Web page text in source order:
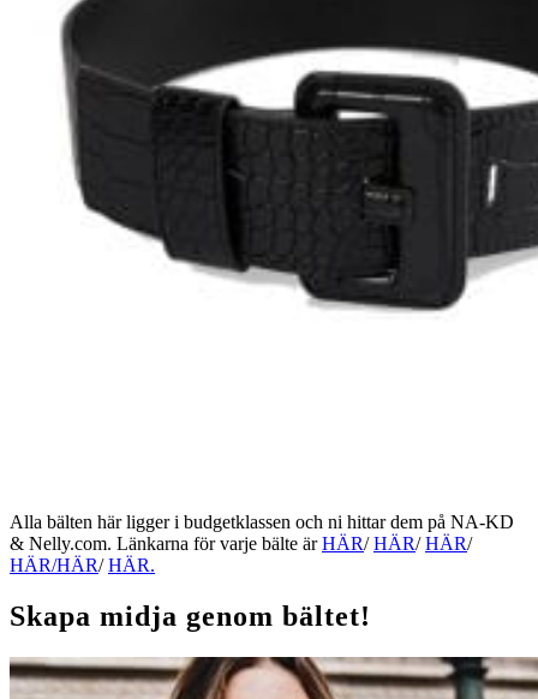
Alla bälten här ligger i budgetklassen och ni hittar dem på NA-KD
& Nelly.com. Länkarna för varje bälte ärHÄR/HÄR/HÄR/
HÄR/HÄR/HÄR.
Skapa midja genom bältet!